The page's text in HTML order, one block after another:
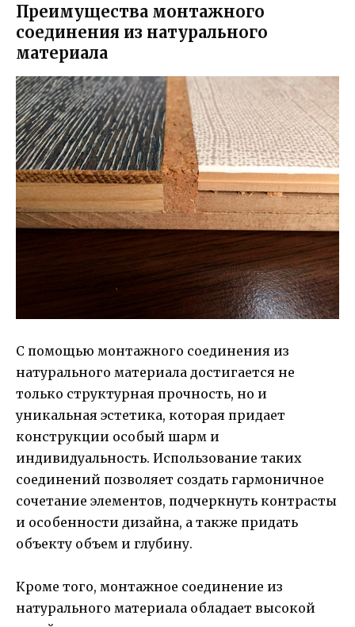
Преимущества монтажного
соединения из натурального
материала
С помощью монтажного соединения из
натурального материала достигается не
только структурная прочность, но и
уникальная эстетика, которая придает
конструкции особый шарм и
индивидуальность. Использование таких
соединений позволяет создать гармоничное
сочетание элементов, подчеркнуть контрасты
и особенности дизайна, а также придать
объекту объем и глубину.
Кроме того, монтажное соединение из
натурального материала обладает высокой